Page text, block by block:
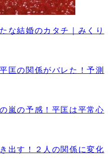
な結婚のカタチ｜みくり
匡の関係がバレた！予測
嵐の予感！平匡は平常心
出す！２人の関係に変化